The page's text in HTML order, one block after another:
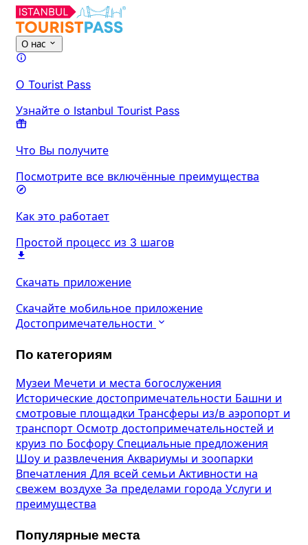
О нас
О Tourist Pass
Узнайте о Istanbul Tourist Pass
Что Вы получите
Посмотрите все включённые преимущества
Как это работает
Простой процесс из 3 шагов
Скачать приложение
Скачайте мобильное приложение
Достопримечательности
По категориям
Музеи Мечети и места богослужения
Исторические достопримечательности Башни и
смотровые площадки Трансферы из/в аэропорт и
транспорт Осмотр достопримечательностей и
круиз по Босфору Специальные предложения
Шоу и развлечения Аквариумы и зоопарки
Впечатления Для всей семьи Активности на
свежем воздухе За пределами города Услуги и
преимущества
Популярные места